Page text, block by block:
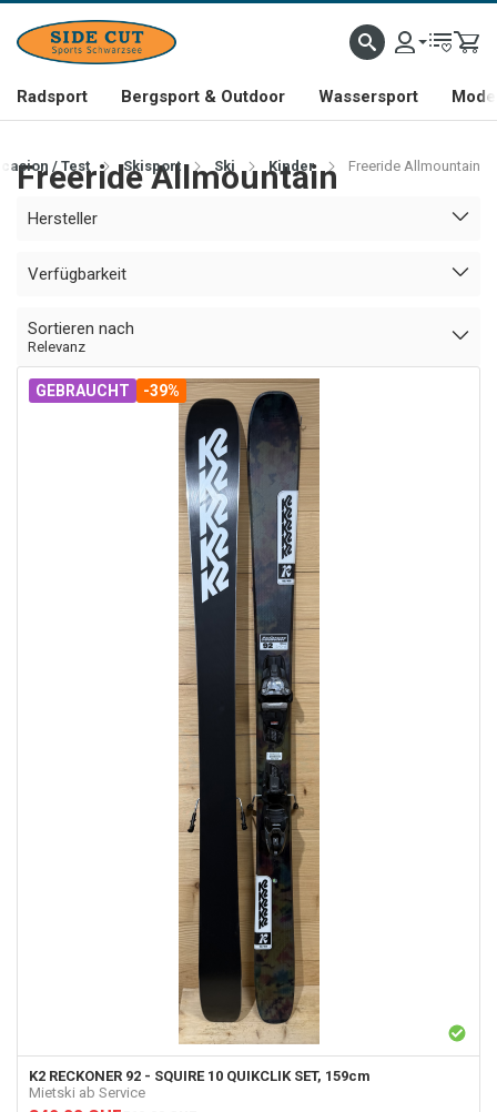
Radsport Bergsport & Outdoor Wassersport
/ Test Skisport Ski Kinder Freeride Allmountain
Freeride Allmountain
Hersteller
Verfügbarkeit
Sortieren nach
Relevanz
GEBRAUCHT -39%
K2 RECKONER 92 - SQUIRE 10 QUIKCLIK SET, 159cm
Mietski ab Service